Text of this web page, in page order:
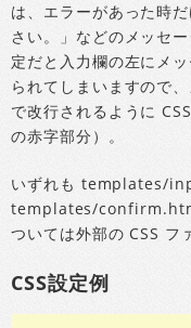
は、エラーがあった時
さい。」などのメッセ
定だと入力欄の左にメ
られてしまいますので
で改行されるように
の赤字部分）。
いずれも templates/
templates/
ついては外部の CSS フ
CSS設定例